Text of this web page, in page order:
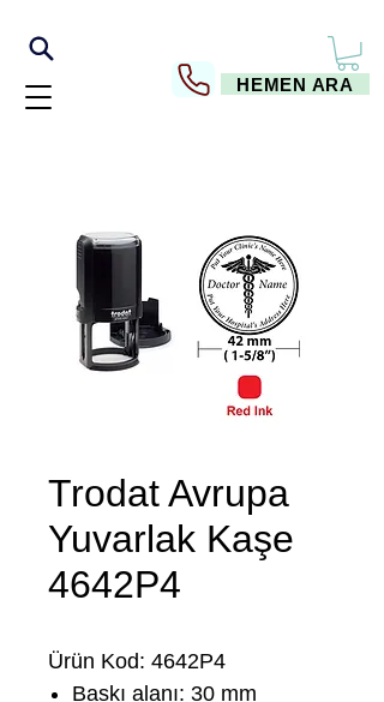
HEMEN ARA
Trodat Avrupa
Yuvarlak Kaşe
4642P4
Ürün Kod: 4642P4
Baskı alanı: 30 mm